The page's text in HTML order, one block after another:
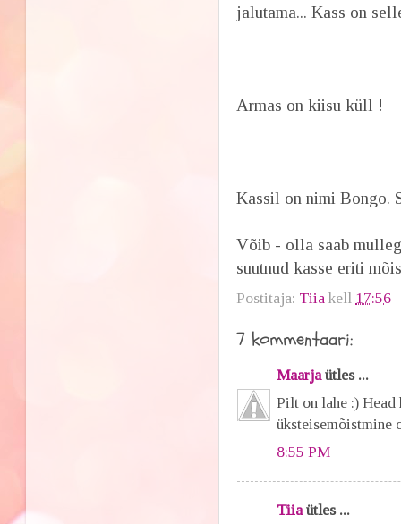
jalutama... Kass on
Armas on kiisu küll !
Kassil on nimi Bongo.
Võib - olla saab
suutnud kasse eriti
Postitaja: Tiia kell 17:56
7 kommentaari:
Maarjaütles ...
Pilt on lahe :)
üksteisemõistmine
8:55 PM
Tiiaütles ...